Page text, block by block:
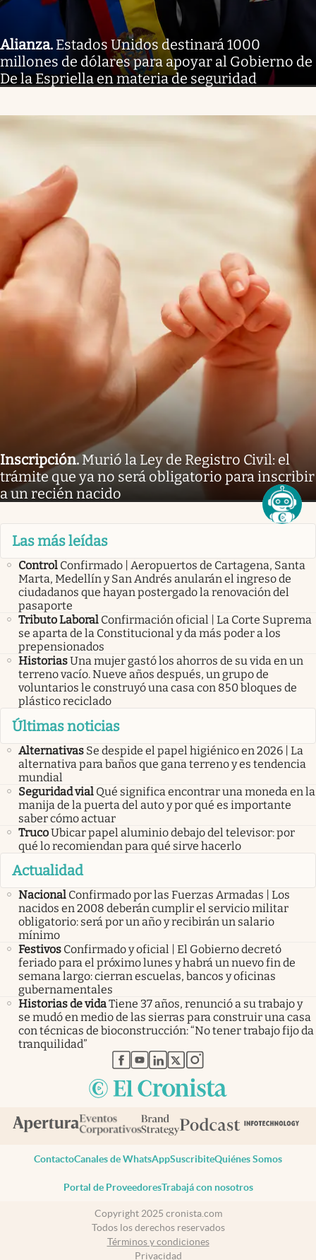
Alianza. Estados Unidos destinará 1000
millones de dólares para apoyar al Gobierno de
De la Espriella en materia de seguridad
Inscripción.Murió la Ley de Registro Civil: el
trámite que ya no será obligatorio para inscribir
a un recién nacido
Las más leídas
Control Confirmado | Aeropuertos de Cartagena, Santa
Marta, Medellín y San Andrés anularán el ingreso de
ciudadanos que hayan postergado la renovación del
pasaporte
Tributo Laboral Confirmación oficial | La Corte Suprema
se aparta de la Constitucional y da más poder a los
prepensionados
HistoriasUna mujer gastó los ahorros de su vida en un
terreno vacío. Nueve años después, un grupo de
voluntarios le construyó una casa con 850 bloques de
plástico reciclado
Últimas noticias
Alternativas Se despide el papel higiénico en 2026 | La
alternativa para baños que gana terreno y es tendencia
mundial
Seguridad vial Qué significa encontrar una moneda en la
manija de la puerta del auto y por qué es importante
saber cómo actuar
TrucoUbicar papel aluminio debajo del televisor: por
qué lo recomiendan para qué sirve hacerlo
Actualidad
Nacional Confirmado por las Fuerzas Armadas | Los
nacidos en 2008 deberán cumplir el servicio militar
obligatorio: será por un año y recibirán un salario
mínimo
Festivos Confirmado y oficial | El Gobierno decretó
feriado para el próximo lunes y habrá un nuevo fin de
semana largo: cierran escuelas, bancos y oficinas
gubernamentales
Historias de vidaTiene 37 años, renunció a su trabajo y
se mudó en medio de las sierras para construir una casa
con técnicas de bioconstrucción: “No tener trabajo fijo da
tranquilidad”
abre en nueva pestaña
abre en nueva pestaña
abre en nueva pestaña
abre en nueva pestaña
abre en nueva pestaña
ContactoCanales de WhatsAppSuscribiteQuiénes Somos
Portal de ProveedoresTrabajá con nosotros
Copyright 2025 cronista.com
Todos los derechos reservados
Términos y condiciones
Privacidad